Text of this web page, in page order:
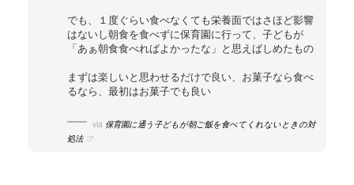
でも、１度ぐらい食べなくても栄養面ではさほど影響
はないし朝食を食べずに保育園に行って、子どもが
「あぁ朝食食べればよかったな」と思えばしめたもの
まずは楽しいと思わせるだけで良い、お菓子なら食べ
るなら、最初はお菓子でも良い
via 保育園に通う子どもが朝ご飯を食べてくれないときの対
処法